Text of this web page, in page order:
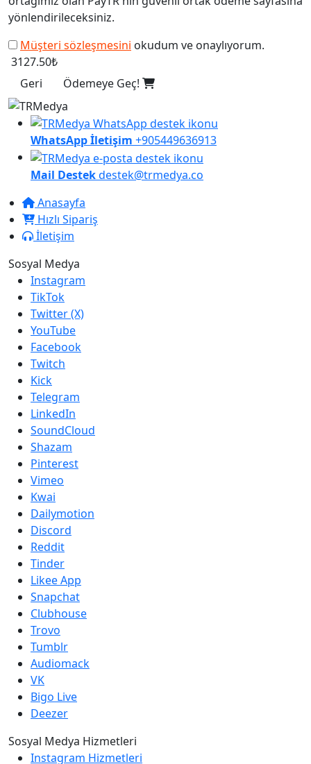
yönlendirileceksiniz.
Müşteri sözleşmesini okudum ve onaylıyorum.
3127.50₺
Geri
Ödemeye Geç!
WhatsApp İletişim +905449636913
Mail Destekdestek@trmedya.co
Anasayfa
Hızlı Sipariş
İletişim
Sosyal Medya
Instagram
TikTok
Twitter (X)
YouTube
Facebook
Twitch
Kick
Telegram
LinkedIn
SoundCloud
Shazam
Pinterest
Vimeo
Kwai
Dailymotion
Discord
Reddit
Tinder
Likee App
Snapchat
Clubhouse
Trovo
Tumblr
Audiomack
VK
Bigo Live
Deezer
Sosyal Medya Hizmetleri
Instagram Hizmetleri